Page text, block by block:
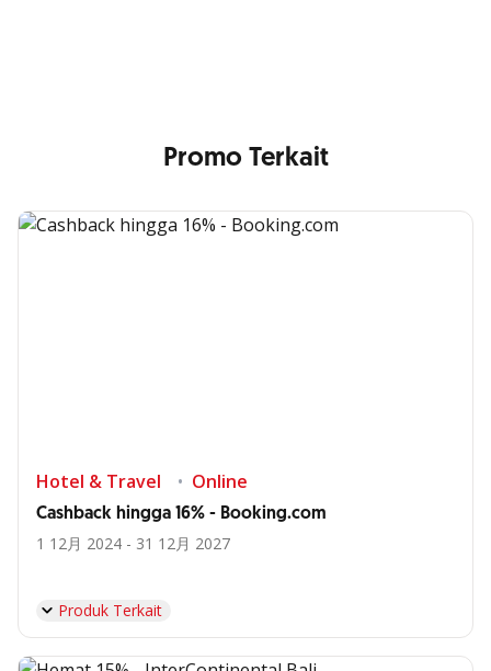
Promo Terkait
Hotel & Travel Online
Cashback hingga 16% - Booking.com
1 12月 2024 - 31 12月 2027
Produk Terkait